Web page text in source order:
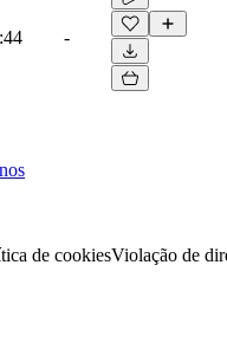
-
de cookiesViolação de